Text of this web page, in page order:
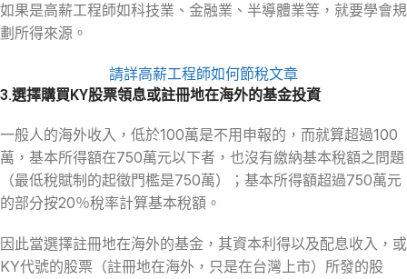
如果是高薪工程師如科技業、金融業、半導體業等，就要學會規
劃所得來源。
請詳高薪工程師如何節稅文章
3.選擇購買KY股票領息或註冊地在海外的基金投資
一般人的海外收入，低於100萬是不用申報的，而就算超過100
萬，基本所得額在750萬元以下者，也沒有繳納基本稅額之問題
（最低稅賦制的起徵門檻是750萬）；基本所得額超過750萬元
的部分按20％稅率計算基本稅額。
因此當選擇註冊地在海外的基金，其資本利得以及配息收入，或
KY代號的股票（註冊地在海外，只是在台灣上市）所發的股